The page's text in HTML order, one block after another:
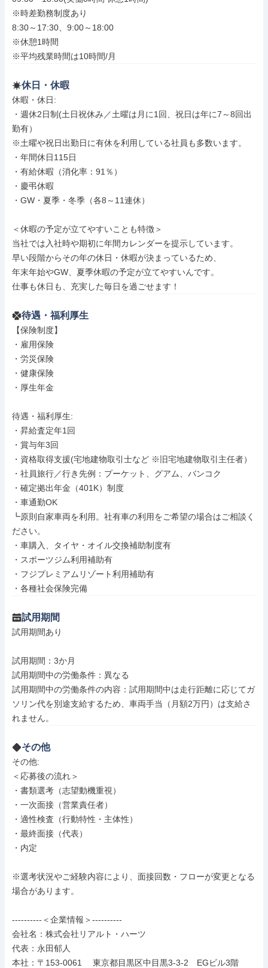
※時差勤務制度あり
8:30～17:30、9:00～18:00
※休憩1時間
※平均残業時間は10時間/月
休日・休暇
休暇・休日:
・週休2日制(土日祝休み／土曜は月に1回、祝日は年に7～8回出
勤有）
※土曜や祝日出勤日に有休を利用している社員も多数います。
・年間休日115日
・有給休暇（消化率：91％）
・慶弔休暇
・GW・夏季・冬季（各8～11連休）
＜休暇の予定が立てやすいことも特徴＞
当社では入社時や期初に年間カレンダーを提示しています。
早い段階からその年の休日・休暇が決まっているため、
年末年始やGW、夏季休暇の予定が立てやすいんです。
仕事も休日も、充実した毎日を過ごせます！
待遇・福利厚生
【保険制度】
・雇用保険
・労災保険
・健康保険
・厚生年金
待遇・福利厚生:
・昇給査定年1回
・賞与年3回
・資格取得支援(宅地建物取引士など ※旧宅地建物取引主任者）
・社員旅行／行き先例：プーケット、グアム、バンコク
・確定拠出年金（401K）制度
・車通勤OK
┗原則自家車両を利用。社有車の利用をご希望の場合はご相談く
ださい。
・車購入、タイヤ・オイル交換補助制度有
・スポーツジム利用補助有
・フジプレミアムリゾート利用補助有
・各種社会保険完備
試用期間
試用期間あり
試用期間：3か月
試用期間中の労働条件：異なる
試用期間中の労働条件の内容：試用期間中は走行距離に応じてガ
ソリン代を別途支給するため、車両手当（月額2万円）は支給さ
れません。
その他
その他:
＜応募後の流れ＞
・書類選考（志望動機重視）
・一次面接（営業責任者）
・適性検査（行動特性・主体性）
・最終面接（代表）
・内定
※選考状況やご経験内容により、面接回数・フローが変更となる
場合があります。
----------＜企業情報＞----------
会社名：株式会社リアルト・ハーツ
代表：永田郁人
本社：〒153-0061　 東京都目黒区中目黒3-3-2　EGビル3階